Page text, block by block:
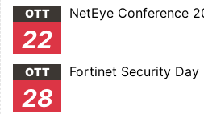
OTT
22
NetEye Conference
OTT
28
Fortinet Security Day